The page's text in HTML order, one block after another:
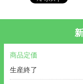
商品定価
生産終了